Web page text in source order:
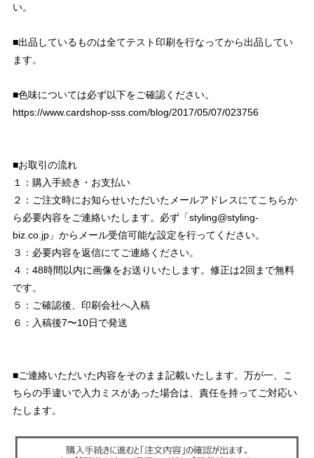
い。
■出品しているものは全てテスト印刷を行なってから出品してい
ます。
■色味については必ず以下をご確認ください。
https://www.cardshop-sss.com/blog/2017/05/07/023756
■お取引の流れ
１：購入手続き・お支払い
２：ご注文時にお知らせいただいたメールアドレスにてこちらか
ら必要内容をご連絡いたします。必ず「styling@styling-
biz.co.jp 」からメール受信可能な設定を行ってください。
３：必要内容を返信にてご連絡ください。
４：48時間以内に画像をお送りいたします。修正は2回まで無料
です。
５：ご確認後、印刷会社へ入稿
６：入稿後7〜10日で発送
■ご連絡いただいた内容をそのまま記載いたします。万が一、こ
ちらの手違いで入力ミスがあった場合は、責任を持ってご対応い
たします。